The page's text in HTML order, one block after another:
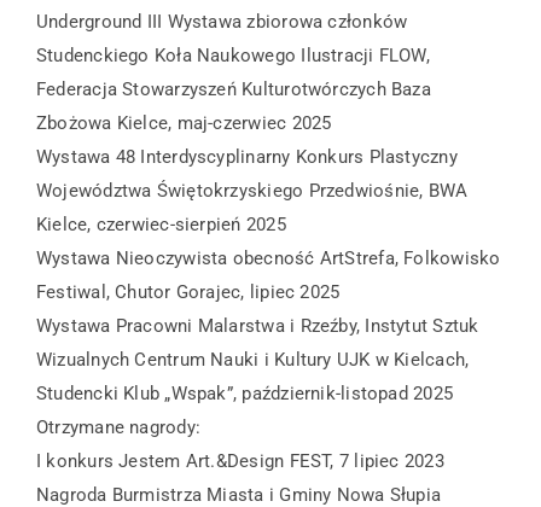
Underground III Wystawa zbiorowa członków
Studenckiego Koła Naukowego Ilustracji FLOW,
Federacja Stowarzyszeń Kulturotwórczych Baza
Zbożowa Kielce, maj-czerwiec 2025
Wystawa 48 Interdyscyplinarny Konkurs Plastyczny
Województwa Świętokrzyskiego Przedwiośnie, BWA
Kielce, czerwiec-sierpień 2025
Wystawa Nieoczywista obecność ArtStrefa, Folkowisko
Festiwal, Chutor Gorajec, lipiec 2025
Wystawa Pracowni Malarstwa i Rzeźby, Instytut Sztuk
Wizualnych Centrum Nauki i Kultury UJK w Kielcach,
Studencki Klub „Wspak”, październik-listopad 2025
Otrzymane nagrody:
I konkurs Jestem Art.&Design FEST, 7 lipiec 2023
Nagroda Burmistrza Miasta i Gminy Nowa Słupia